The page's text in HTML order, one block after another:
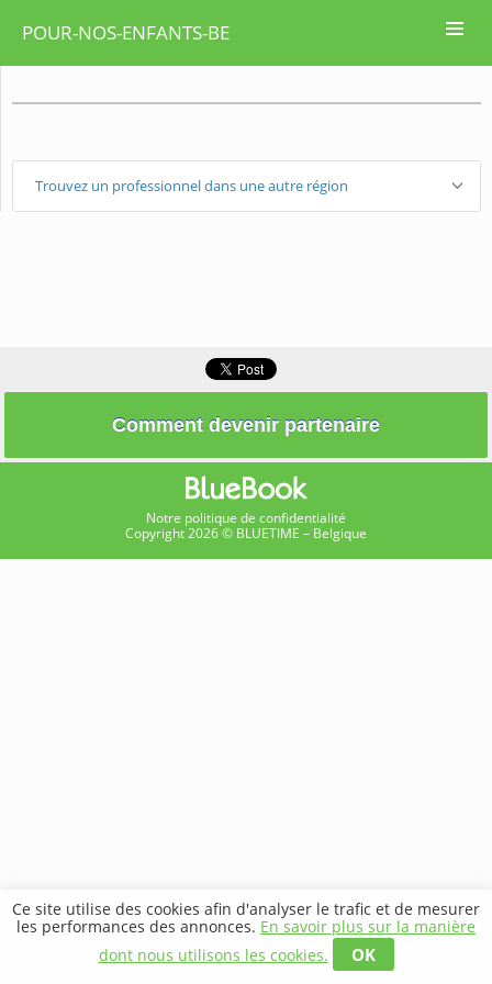
POUR-NOS-ENFANTS-BE
Trouvez un professionnel dans une autre région
Comment devenir partenaire
Notre politique de confidentialité
Copyright 2026 © BLUETIME – Belgique
Ce site utilise des cookies afin d'analyser le trafic et de mesurer
les performances des annonces. En savoir plus sur la manière
dont nous utilisons les cookies.
OK